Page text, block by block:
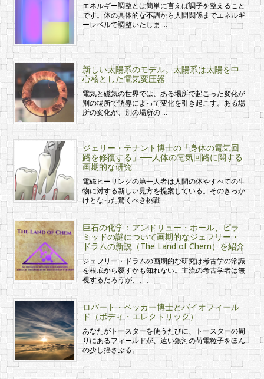
エネルギー調整とは簡単に言えば調子を整えること
です。体の具体的な不調から人間関係までエネルギ
ーレベルで調整いたしま …
新しい太陽系のモデル。太陽系は太陽を中
心核とした電気変圧器
電気と磁気の世界では、ある場所で起こった変化が
別の場所で誘導によって変化を引き起こす。ある場
所の変化が、別の場所の …
ジェリー・テナント博士の「身体の電気回
路を修復する」──人体の電気回路に関する
画期的な研究
電磁ヒーリングの第一人者は人間の体やすべての生
物に対する新しい見方を提案している。そのきっか
けとなった驚くべき挑戦
巨石の化学：アンドリュー・ホール、ピラ
ミッドの謎について画期的なジェフリー・
ドラムの新説（The Land of Chem）を紹介
ジェフリー・ドラムの画期的な研究は考古学の常識
を根底から覆すかも知れない。主流の考古学者は無
視するだろうが、、、
ロバート・ベッカー博士とバイオフィール
ド（ボディ・エレクトリック）
あなたがトースターを使うたびに、トースターの周
りにあるフィールドが、遠い銀河の荷電粒子をほん
の少し揺さぶる。